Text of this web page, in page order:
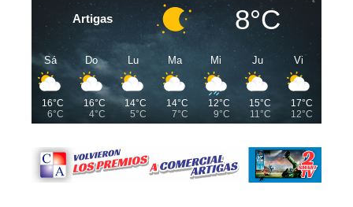
Artigas 8°C
Sá
16°C
6°C
Do
16°C
4°C
Lu
14°C
5°C
Ma
14°C
7°C
Mi
12°C
9°C
Ju
15°C
11°C
Vi
17°C
12°C